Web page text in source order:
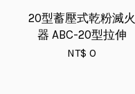
20型蓄壓式乾粉滅火
器 ABC-20型拉伸
NT$ 0